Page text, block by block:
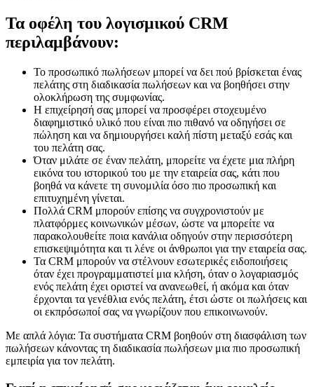
Τα οφέλη του λογισμικού CRM
περιλαμβάνουν:
Το προσωπικό πωλήσεων μπορεί να δει πού βρίσκεται ένας
πελάτης στη διαδικασία πωλήσεων και να βοηθήσει στην
ολοκλήρωση της συμφωνίας.
Η επιχείρησή σας μπορεί να προσφέρει στοχευμένο
διαφημιστικό υλικό που είναι πιο πιθανό να οδηγήσει σε
πώληση και να δημιουργήσει καλή πίστη μεταξύ εσάς και
του πελάτη σας.
Όταν μιλάτε σε έναν πελάτη, μπορείτε να έχετε μια πλήρη
εικόνα του ιστορικού του με την εταιρεία σας, κάτι που
βοηθά να κάνετε τη συνομιλία όσο πιο προσωπική και
επιτυχημένη γίνεται.
Πολλά CRM μπορούν επίσης να συγχρονιστούν με
πλατφόρμες κοινωνικών μέσων, ώστε να μπορείτε να
παρακολουθείτε ποια κανάλια οδηγούν στην περισσότερη
επισκεψιμότητα και τι λένε οι άνθρωποι για την εταιρεία σας.
Τα CRM μπορούν να στέλνουν εσωτερικές ειδοποιήσεις
όταν έχει προγραμματιστεί μια κλήση, όταν ο λογαριασμός
ενός πελάτη έχει οριστεί να ανανεωθεί, ή ακόμα και όταν
έρχονται τα γενέθλια ενός πελάτη, έτσι ώστε οι πωλήσεις και
οι εκπρόσωποί σας να γνωρίζουν που επικοινωνούν.
Με απλά λόγια: Τα συστήματα CRM βοηθούν στη διασφάλιση των
πωλήσεων κάνοντας τη διαδικασία πωλήσεων μια πιο προσωπική
εμπειρία για τον πελάτη.